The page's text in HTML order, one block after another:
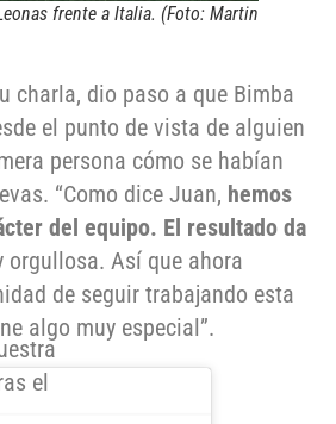
frente a Italia. (Foto: Martin
charla, dio paso a que Bimba
el punto de vista de alguien
persona cómo se habían
“Como dice Juan, hemos
del equipo. El resultado da
orgullosa. Así que ahora
de seguir trabajando esta
algo muy especial”.
el